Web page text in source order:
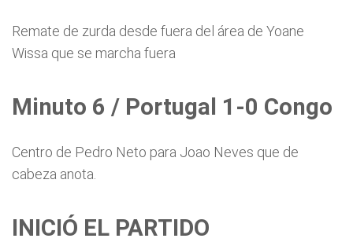
Remate de zurda desde fuera del área de Yoane
Wissa que se marcha fuera
Minuto 6 / Portugal 1-0 Congo
Centro de Pedro Neto para Joao Neves que de
cabeza anota.
INICIÓ EL PARTIDO